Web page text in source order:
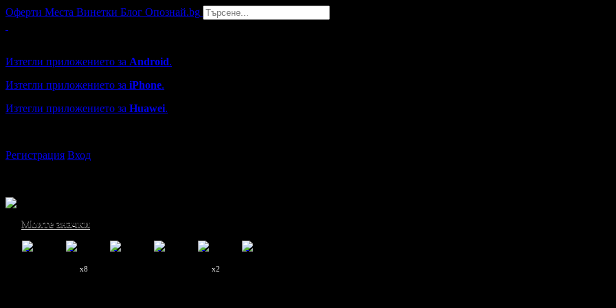
Оферти Места Винетки Блог Опознай.bg
Изтегли приложението за Android.
Изтегли приложението за iPhone.
Изтегли приложението за Huawei.
Регистрация Вход
Моите значки
x8 x2